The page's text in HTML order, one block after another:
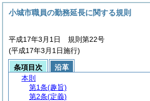
小城市職員の勤務延長に関する規則
平成17年3月1日 規則第22号
(平成17年3月1日施行)
条項目次
沿革
本則
第1条(趣旨)
第2条(定義)